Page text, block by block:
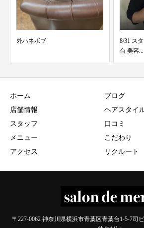
8/31 スタッフ検温結果 merci青葉
2/15 ス
台 美容...
ホーム
店舗情報
スタッフ
メニュー
アクセス
ブログ
ヘアスタイ
口コミ
こだわり
リクルート
〒227-0062 神奈川県横浜市青葉区青葉台1-5-7司